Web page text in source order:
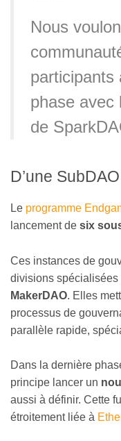
Nous
participants
phase avec
de
D’une
Le programme
lancement de six
Ces instances de
divisions
MakerDAO. Elles
processus de
parallèle rapide,
Dans la dernière
principe lancer un
aussi à définir. Cette
étroitement liée à